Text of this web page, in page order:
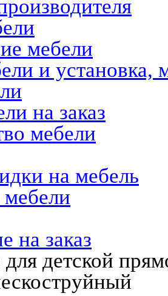
мебели
и установка,
на заказ
мебели
на мебель
на заказ
детской